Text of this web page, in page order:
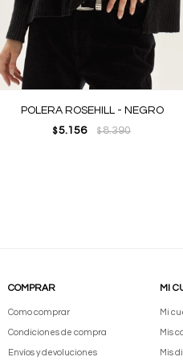
POLERA ROSEHILL - NEGRO
$5.156 $8.390
COMPRAR
Como comprar
Condiciones de compra
Envíos y devoluciones
MI
Mi
Mis
Mis